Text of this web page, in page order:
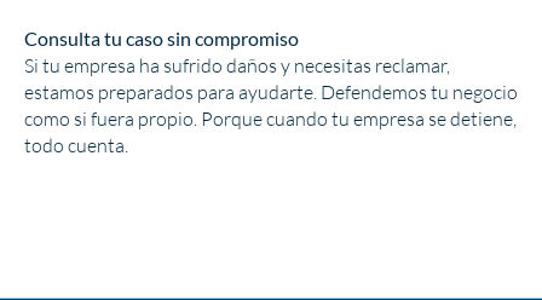
Consulta tu caso sin compromiso
Si tu empresa ha sufrido daños y necesitas reclamar,
estamos preparados para ayudarte. Defendemos tu negocio
como si fuera propio. Porque cuando tu empresa se detiene,
todo cuenta.